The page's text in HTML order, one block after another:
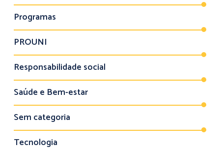
Programas
PROUNI
Responsabilidade social
Saúde e Bem-estar
Sem categoria
Tecnologia